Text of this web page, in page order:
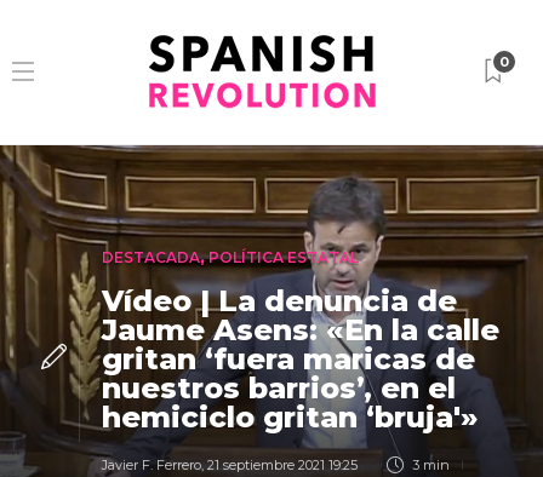
0
DESTACADA,POLÍTICA ESTATAL
Vídeo | La denuncia de
Jaume Asens: «En la calle
gritan ‘fuera maricas de
nuestros barrios’, en el
hemiciclo gritan ‘bruja'»
Javier F. Ferrero, 21 septiembre 2021 19:25
3 min